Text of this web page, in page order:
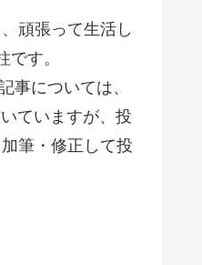
頑張って生活し
です。
については、
ていますが、投
筆・修正して投